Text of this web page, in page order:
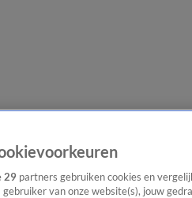
29 partners gebruiken cookies en
gebruiker van onze website(s), jouw